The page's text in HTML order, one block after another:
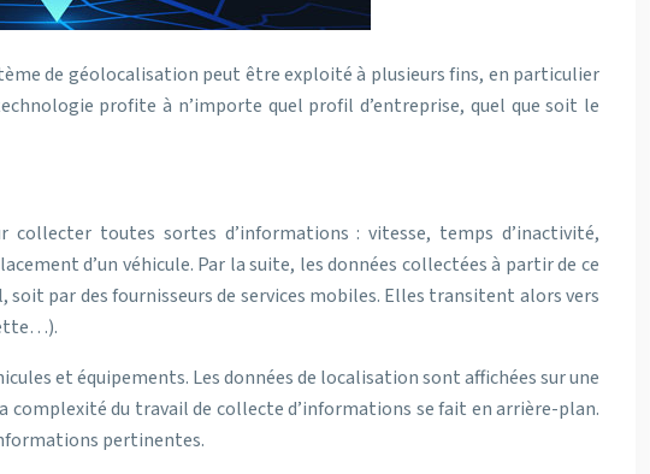
de géolocalisation peut être exploité à plusieurs fins, en particulier
profite à n’importe quel profil d’entreprise, quel que soit le
toutes sortes d’informations : vitesse, temps d’inactivité,
d’un véhicule. Par la suite, les données collectées à partir de ce
par des fournisseurs de services mobiles. Elles transitent alors vers
et équipements. Les données de localisation sont affichées sur une
complexité du travail de collecte d’informations se fait en arrière-plan.
pertinentes.